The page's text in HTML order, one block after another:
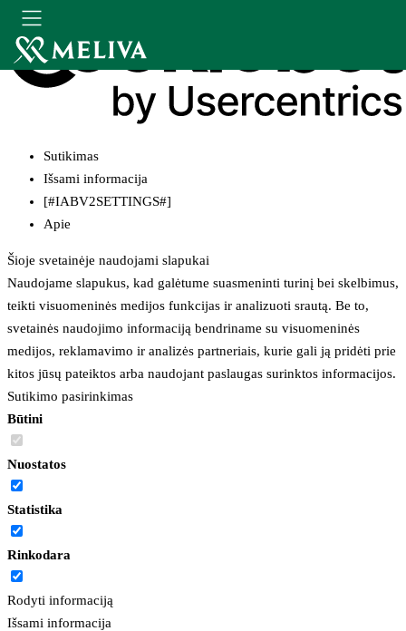
Sutikimas
Išsami informacija
[#IABV2SETTINGS#]
Apie
Šioje svetainėje naudojami slapukai
Naudojame slapukus, kad galėtume suasmeninti turinį bei skelbimus,
teikti visuomeninės medijos funkcijas ir analizuoti srautą. Be to,
svetainės naudojimo informaciją bendriname su visuomeninės
medijos, reklamavimo ir analizės partneriais, kurie gali ją pridėti prie
kitos jūsų pateiktos arba naudojant paslaugas surinktos informacijos.
Sutikimo pasirinkimas
Būtini
Nuostatos
Statistika
Rinkodara
Rodyti informaciją
Išsami informacija